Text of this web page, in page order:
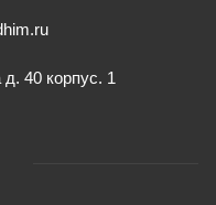
40 корпус. 1